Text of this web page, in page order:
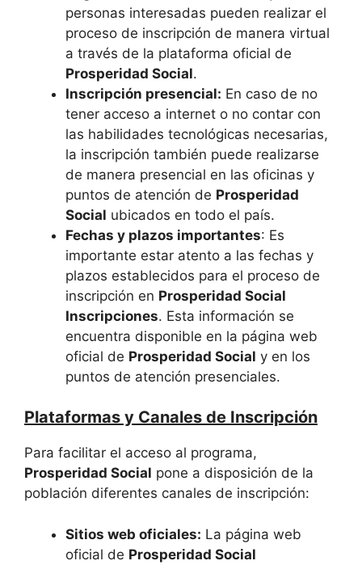
personas interesadas pueden realizar el
proceso de inscripción de manera virtual
a través de la plataforma oficial de
Prosperidad Social.
Inscripción presencial: En caso de no
tener acceso a internet o no contar con
las habilidades tecnológicas necesarias,
la inscripción también puede realizarse
de manera presencial en las oficinas y
puntos de atención de Prosperidad
Social ubicados en todo el país.
Fechas y plazos importantes: Es
importante estar atento a las fechas y
plazos establecidos para el proceso de
inscripción en Prosperidad Social
Inscripciones. Esta información se
encuentra disponible en la página web
oficial de Prosperidad Social y en los
puntos de atención presenciales.
Plataformas y Canales de Inscripción
Para facilitar el acceso al programa,
Prosperidad Social pone a disposición de la
población diferentes canales de inscripción:
Sitios web oficiales: La página web
oficial de Prosperidad Social